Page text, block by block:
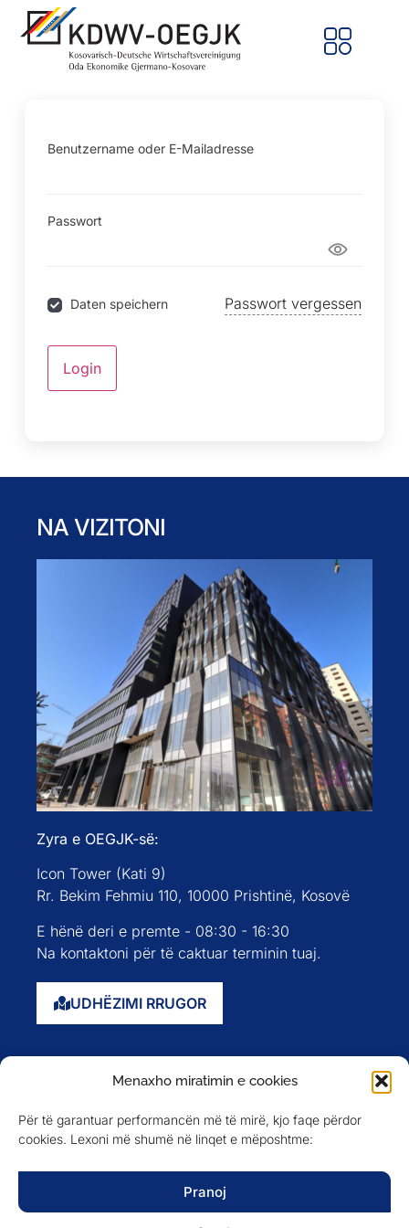
Menaxho miratimin e cookies
Për të garantuar performancën më të mirë, kjo faqe përdor
cookies. Lexoni më shumë në linqet e mëposhtme:
Pranoj
Benutzername oder E-Mailadresse
Passwort
Daten speichern Passwort vergessen
Login
NA VIZITONI
Zyra e OEGJK-së:
Icon Tower (Kati 9)
Rr. Bekim Fehmiu 110, 10000 Prishtinë, Kosovë
E hënë deri e premte - 08:30 - 16:30
Na kontaktoni për të caktuar terminin tuaj.
UDHËZIMI RRUGOR
Evente
Anëtarët
Newsletter